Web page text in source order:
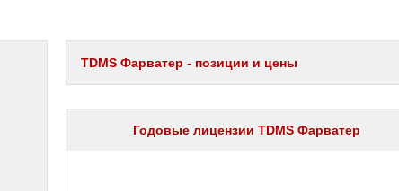
TDMS Фарватер - позиции и цены
Годовые лицензии TDMS Фарватер